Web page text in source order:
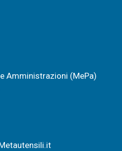
Amministrazioni (MePa)